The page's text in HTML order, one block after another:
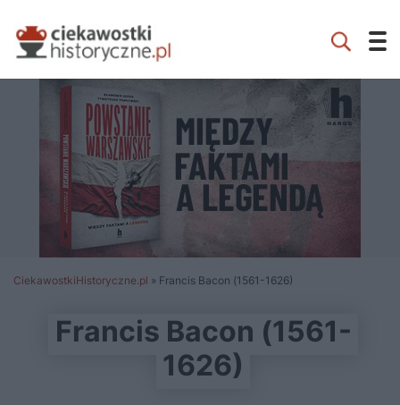
CiekawostkiHistoryczne.pl » Francis Bacon (1561-1626)
Francis Bacon (1561-
1626)